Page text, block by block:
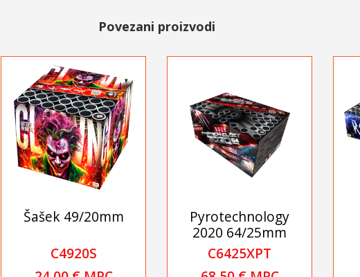
Povezani proizvodi
Šašek 49/20mm
C4920S
Pyrotechnology
2020 64/25mm
C6425XPT